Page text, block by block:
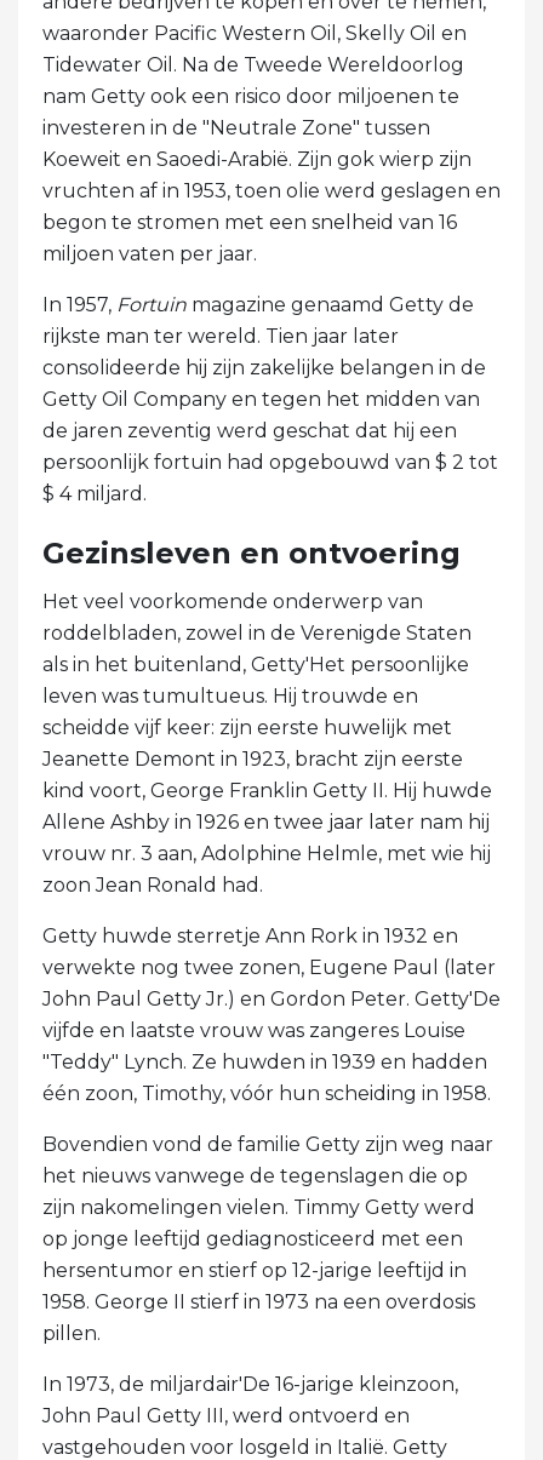
waaronder Pacific Western Oil, Skelly Oil en
Tidewater Oil. Na de Tweede Wereldoorlog
nam Getty ook een risico door miljoenen te
investeren in de "Neutrale Zone" tussen
Koeweit en Saoedi-Arabië. Zijn gok wierp zijn
vruchten af ​​in 1953, toen olie werd geslagen en
begon te stromen met een snelheid van 16
miljoen vaten per jaar.
In 1957, Fortuin magazine genaamd Getty de
rijkste man ter wereld. Tien jaar later
consolideerde hij zijn zakelijke belangen in de
Getty Oil Company en tegen het midden van
de jaren zeventig werd geschat dat hij een
persoonlijk fortuin had opgebouwd van $ 2 tot
$ 4 miljard.
Gezinsleven en ontvoering
Het veel voorkomende onderwerp van
roddelbladen, zowel in de Verenigde Staten
als in het buitenland, Getty'Het persoonlijke
leven was tumultueus. Hij trouwde en
scheidde vijf keer: zijn eerste huwelijk met
Jeanette Demont in 1923, bracht zijn eerste
kind voort, George Franklin Getty II. Hij huwde
Allene Ashby in 1926 en twee jaar later nam hij
vrouw nr. 3 aan, Adolphine Helmle, met wie hij
zoon Jean Ronald had.
Getty huwde sterretje Ann Rork in 1932 en
verwekte nog twee zonen, Eugene Paul (later
John Paul Getty Jr.) en Gordon Peter. Getty'De
vijfde en laatste vrouw was zangeres Louise
"Teddy" Lynch. Ze huwden in 1939 en hadden
één zoon, Timothy, vóór hun scheiding in 1958.
Bovendien vond de familie Getty zijn weg naar
het nieuws vanwege de tegenslagen die op
zijn nakomelingen vielen. Timmy Getty werd
op jonge leeftijd gediagnosticeerd met een
hersentumor en stierf op 12-jarige leeftijd in
1958. George II stierf in 1973 na een overdosis
pillen.
In 1973, de miljardair'De 16-jarige kleinzoon,
John Paul Getty III, werd ontvoerd en
vastgehouden voor losgeld in Italië. Getty